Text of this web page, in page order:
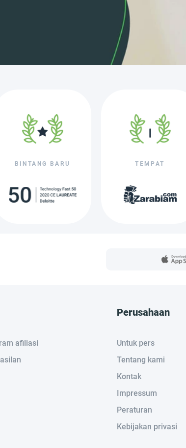
BINTANG BARU TEMPAT
afiliasi
Perusahaan
Untuk pers
Tentang kami
Kontak
Impressum
Peraturan
Kebijakan privasi